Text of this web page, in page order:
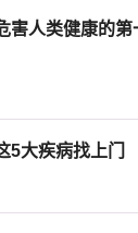
害人类健康的
5大疾病找上门